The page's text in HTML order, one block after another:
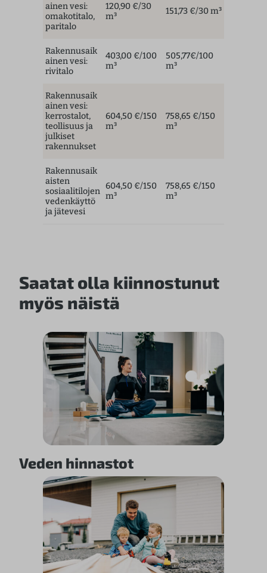
ainen vesi:
omakotitalo,
paritalo
120,90 €/30
m³
151,73 €/30 m³
Rakennusaik
ainen vesi:
rivitalo
403,00 €/100
m³
505,77€/100
m³
Rakennusaik
ainen vesi:
kerrostalot,
teollisuus ja
julkiset
rakennukset
604,50 €/150
m³
758,65 €/150
m³
Rakennusaik
aisten
sosiaalitilojen
vedenkäyttö
ja jätevesi
604,50 €/150
m³
758,65 €/150
m³
Saatat olla kiinnostunut
myös näistä
Veden hinnastot